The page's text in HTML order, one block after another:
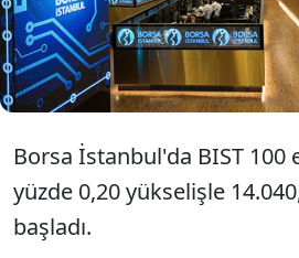
puandan
Borsa İstanbul'da BIST 100
yüzde 0,20 yükselişle
başladı.